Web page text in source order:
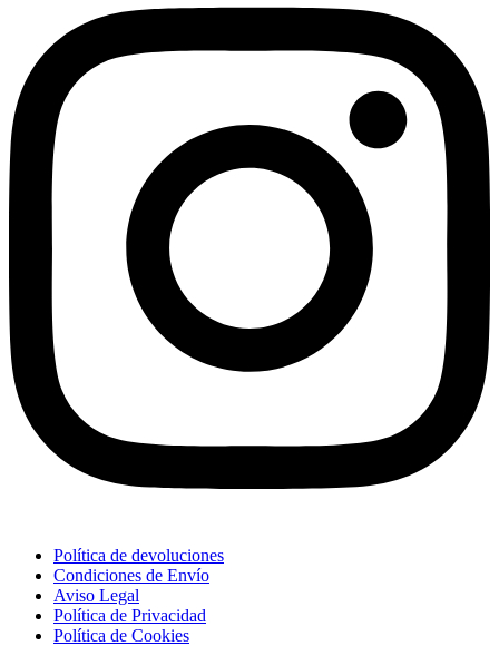
Política de devoluciones
Condiciones de Envío
Aviso Legal
Política de Privacidad
Política de Cookies